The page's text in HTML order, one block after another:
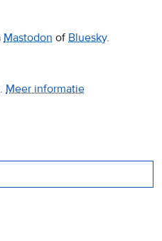
Mastodon ofBluesky.
Meer informatie